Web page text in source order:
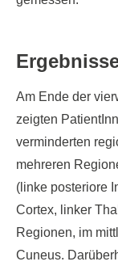
Am Ende der
zeigten
verminderten
mehreren
(linke posteriore
Cortex, linker
Regionen, im
Cuneus.